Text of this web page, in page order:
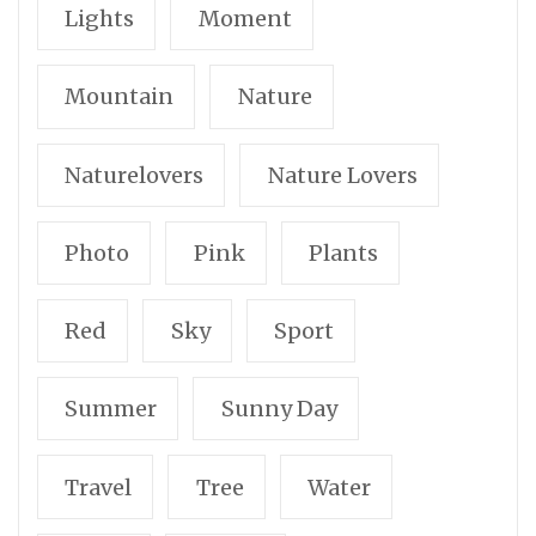
Lights Moment
Mountain Nature
Naturelovers Nature Lovers
Photo Pink Plants
Red Sky Sport
Summer Sunny Day
Travel Tree Water